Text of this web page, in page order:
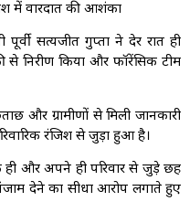
में वारदात की आशंका
सत्यजीत गुप्ता ने देर रात ही
निरीक्षण किया और फॉरेंसिक टीम
और ग्रामीणों से मिली जानकारी
रंजिश से जुड़ा हुआ है।
और अपने ही परिवार से जुड़े छह
देने का सीधा आरोप लगाते हुए